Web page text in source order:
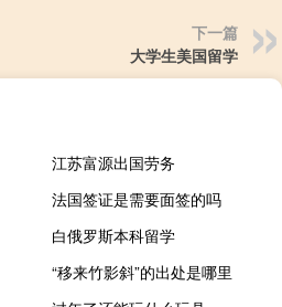
下一篇
大学生美国留学
江苏富源出国劳务
法国签证是需要面签的吗
白俄罗斯本科留学
“移来竹影斜”的出处是哪里